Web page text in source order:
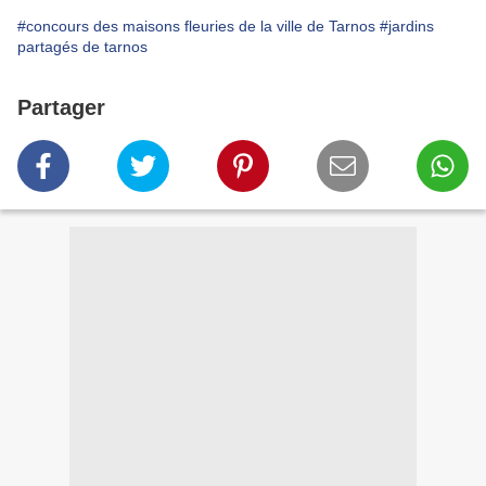
#concours des maisons fleuries de la ville de Tarnos #jardins
partagés de tarnos
Partager